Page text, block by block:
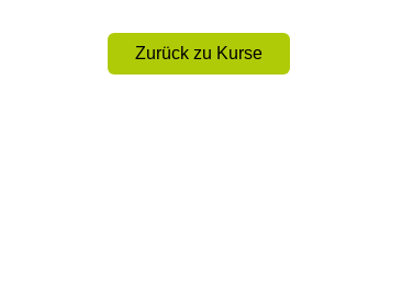
Zurück zu Kurse